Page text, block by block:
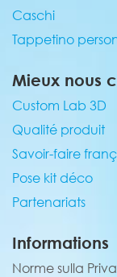
Caschi
Tappetino
Mieux nous
Custom Lab 3D
Qualité produit
Savoir-faire
Pose kit déco
Partenariats
Informations
Norme sulla